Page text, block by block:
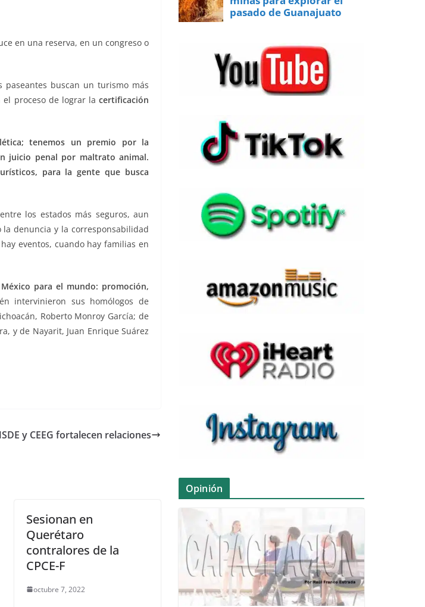
en una reserva, en un congreso o
paseantes buscan un turismo más
proceso de lograr la certificación
tenemos un premio por la
juicio penal por maltrato animal.
para la gente que busca
los estados más seguros, aun
denuncia y la corresponsabilidad
eventos, cuando hay familias en
México para el mundo: promoción,
intervinieron sus homólogos de
Roberto Monroy García; de
y de Nayarit, Juan Enrique Suárez
y CEEG fortalecen relaciones
Sesionan en
Querétaro
contralores de la
CPCE-F
octubre 7, 2022
Opinión